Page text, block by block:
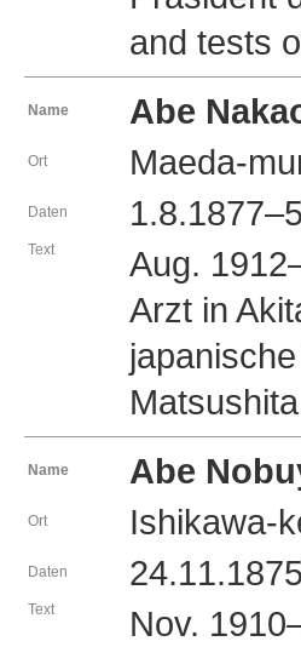
and tests
Name Abe
Ort Maeda-
Daten
Text
Aug.
Arzt in
Name Abe
Ort Ishikawa-
Daten
Text
Nov.